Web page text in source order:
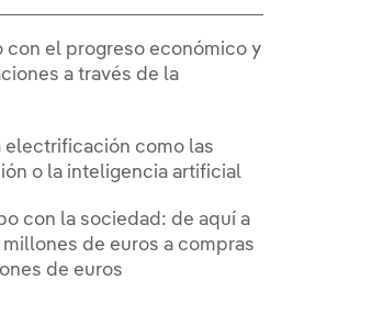
con el progreso económico y
a través de la
electrificación como las
o la inteligencia artificial
con la sociedad: de aquí a
de euros a compras
de euros